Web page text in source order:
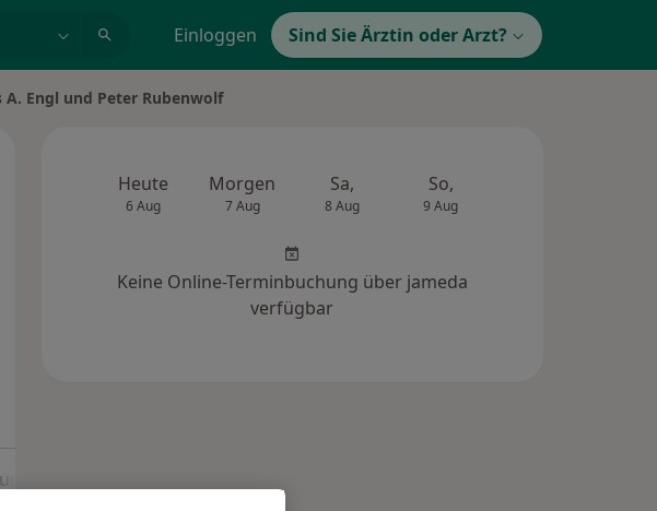
Einloggen Sind Sie Ärztin oder Arzt?
Engl und Peter Rubenwolf
Heute
6 Aug
Morgen
7 Aug
Sa,
8 Aug
So,
9 Aug
Keine Online-Terminbuchung über jameda
verfügbar